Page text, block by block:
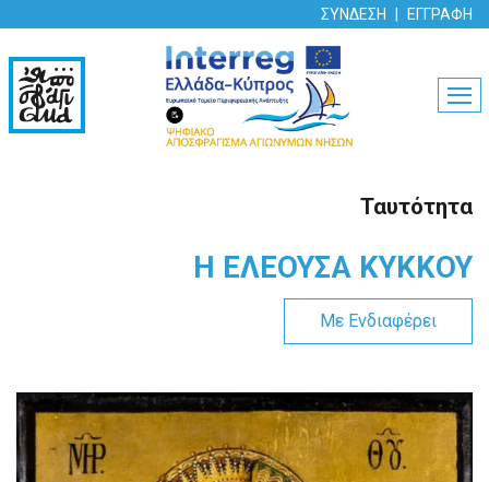
ΣΥΝΔΕΣΗ ΕΓΓΡΑΦΗ
Ταυτότητα
Η ΕΛΕΟΥΣΑ ΚΥΚΚΟΥ
Με Ενδιαφέρει